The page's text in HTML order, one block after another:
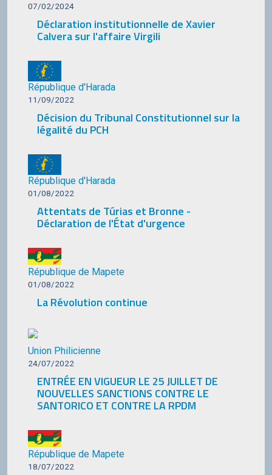
07/02/2024
Déclaration institutionnelle de Xavier
Calvera sur l'affaire Virgili
République d'Harada
11/09/2022
Décision du Tribunal Constitutionnel sur la
légalité du PCH
République d'Harada
01/08/2022
Attentats de Túrias et Bronne -
Déclaration de l'État d'urgence
République de Mapete
01/08/2022
La Révolution continue
Union Philicienne
24/07/2022
ENTRÉE EN VIGUEUR LE 25 JUILLET DE
NOUVELLES SANCTIONS CONTRE LE
SANTORICO ET CONTRE LA RPDM
République de Mapete
18/07/2022